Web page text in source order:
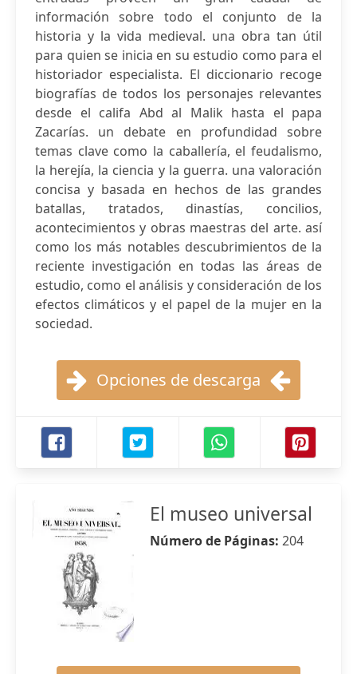
información sobre todo el conjunto de la
historia y la vida medieval. una obra tan útil
para quien se inicia en su estudio como para el
historiador especialista. El diccionario recoge
biografías de todos los personajes relevantes
desde el califa Abd al Malik hasta el papa
Zacarías. un debate en profundidad sobre
temas clave como la caballería, el feudalismo,
la herejía, la ciencia y la guerra. una valoración
concisa y basada en hechos de las grandes
batallas, tratados, dinastías, concilios,
acontecimientos y obras maestras del arte. así
como los más notables descubrimientos de la
reciente investigación en todas las áreas de
estudio, como el análisis y consideración de los
efectos climáticos y el papel de la mujer en la
sociedad.
Opciones de descarga
El museo universal
Número de Páginas: 204